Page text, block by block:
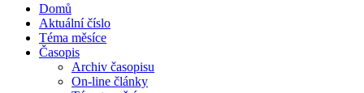
Domů
Aktuální číslo
Téma měsíce
Časopis
Archiv časopisu
On-line články